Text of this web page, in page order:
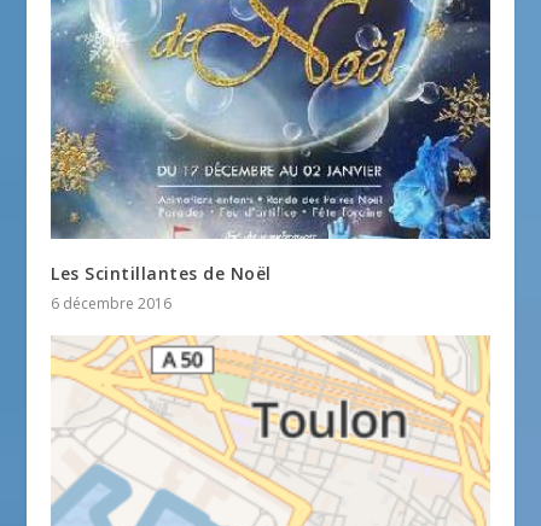
Les Scintillantes de Noël
6 décembre 2016